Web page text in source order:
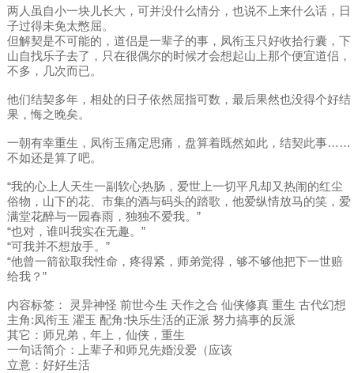
两人虽自小一块儿长大，可并没什么情分，也说不上来什么话，日
子过得未免太憋屈。
但解契是不可能的，道侣是一辈子的事，凤衔玉只好收拾行囊，下
山自找乐子去了，只在很偶尔的时候才会想起山上那个便宜道侣，
不多，几次而已。
他们结契多年，相处的日子依然屈指可数，最后果然也没得个好结
果，悔之晚矣。
一朝有幸重生，凤衔玉痛定思痛，盘算着既然如此，结契此事……
不如还是算了吧。
“我的心上人天生一副软心热肠，爱世上一切平凡却又热闹的红尘
俗物，山下的花、市集的酒与码头的踏歌，他爱纵情放马的笑，爱
满堂花醉与一园春雨，独独不爱我。”
“也对，谁叫我实在无趣。”
“可我并不想放手。”
“他曾一箭欲取我性命，疼得紧，师弟觉得，够不够他把下一世赔
给我？”
内容标签： 灵异神怪 前世今生 天作之合 仙侠修真 重生 古代幻想
主角:凤衔玉 濯玉 配角:快乐生活的正派 努力搞事的反派
其它：师兄弟，年上，仙侠，重生
一句话简介：上辈子和师兄先婚没爱（应该
立意：好好生活